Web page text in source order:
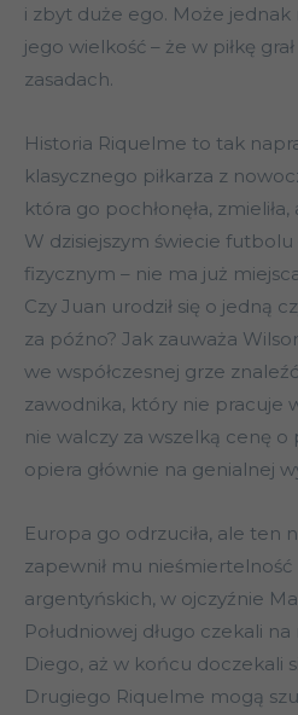
i zbyt duże ego. Może
jego wielkość – że w piłkę
zasadach.
Historia Riquelme to tak
klasycznego piłkarza z
która go pochłonęła,
W dzisiejszym świecie
fizycznym – nie ma już
Czy Juan urodził się o jedną
za późno? Jak zauważa
we współczesnej grze
zawodnika, który nie pracuje
nie walczy za wszelką cenę o
opiera głównie na genialnej
Europa go odrzuciła, ale ten
zapewnił mu nieśmiertelność
argentyńskich, w ojczyźnie
Południowej długo czekali
Diego, aż w końcu doczekali
Drugiego Riquelme mogą